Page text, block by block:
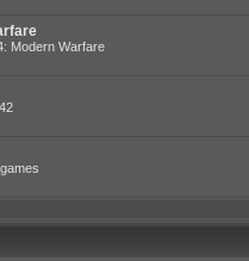
Modern Warfare